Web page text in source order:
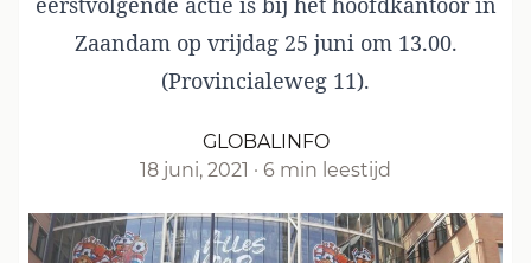
Zaandam op vrijdag 25 juni om 13.00.
(Provincialeweg 11).
GLOBALINFO
18 juni, 2021 · 6 min leestijd